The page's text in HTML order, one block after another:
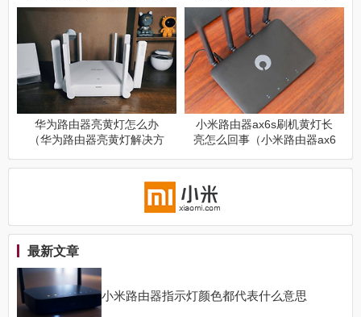
如何解决）
s刷机黄灯长亮原因是什么）
华为路由器亮黄灯怎么办
（华为路由器亮黄灯解决方
小米路由器ax6s刷机黄灯长
亮怎么回事（小米路由器ax6
最新文章
小米路由器指示灯颜色都代表什么意思